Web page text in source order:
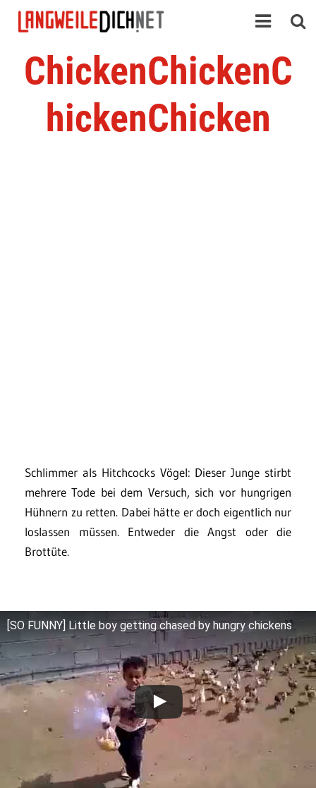
ChickenChickenC
hickenChicken
Schlimmer als Hitchcocks Vögel: Dieser Junge stirbt
mehrere Tode bei dem Versuch, sich vor hungrigen
Hühnern zu retten. Dabei hätte er doch eigentlich nur
loslassen müssen. Entweder die Angst oder die
Brottüte.
[SO FUNNY] Little boy getting chased by hungry chickens